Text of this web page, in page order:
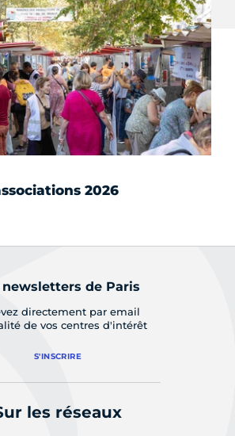
2026
newsletters de Paris
directement par email
de vos centres d'intérêt
S'INSCRIRE
les réseaux